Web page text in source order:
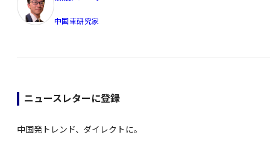
中国車研究家
ニュースレターに登録
中国発トレンド、ダイレクトに。